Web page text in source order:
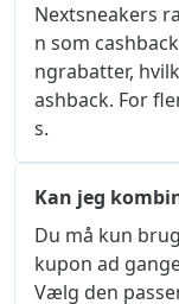
Nextsneakers
n som
ngrabatter,
ashback. For
s.
Kan jeg
Du må kun
kupon ad
Vælg den